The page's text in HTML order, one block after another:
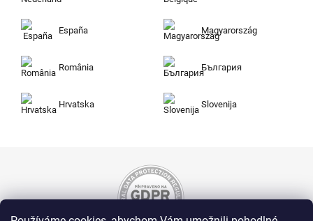
España Magyarország
România България
Hrvatska Slovenija